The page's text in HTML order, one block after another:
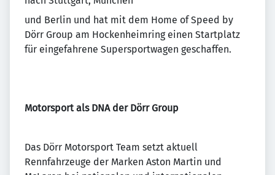
und Berlin und hat mit dem Home of Speed by
Dörr Group am Hockenheimring einen Startplatz
für eingefahrene Supersportwagen geschaffen.
Motorsport als DNA der Dörr Group
Das Dörr Motorsport Team setzt aktuell
Rennfahrzeuge der Marken Aston Martin und